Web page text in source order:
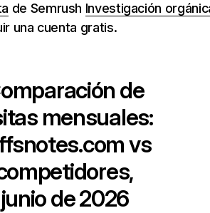
de Semrush Investigación
una cuenta gratis.
de
mensuales:
vs
junio de 2026